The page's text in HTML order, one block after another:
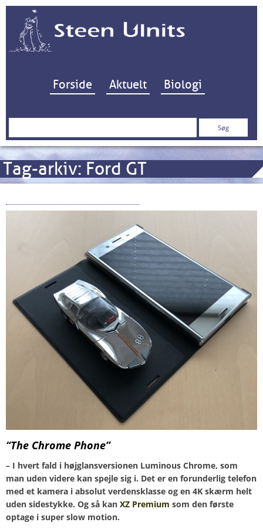
Hop til indhold
Forside Aktuelt Biologi
Søg
Tag-arkiv: Ford GT
“The Chrome Phone”
– I hvert fald i højglansversionen Luminous Chrome, som
man uden videre kan spejle sig i. Det er en forunderlig telefon
med et kamera i absolut verdensklasse og en 4K skærm helt
uden sidestykke. Og så kan XZ Premium som den første
optage i super slow motion.